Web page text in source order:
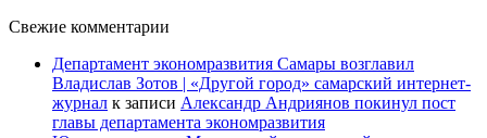
Свежие комментарии
Департамент экономразвития Самары возглавил
Владислав Зотов | «Другой город» самарский интернет-
журнал к записи Александр Андриянов покинул пост
главы департамента экономразвития